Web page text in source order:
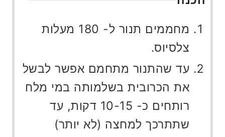
מחממים תנור ל- 180 מעלות
צלסיוס.
עד שהתנור מתחמם אפשר לבשל
את הכרובית בשלמותה במי מלח
רותחים כ- 10-15 דקות, עד
שתתרכך למחצה (לא יותר)